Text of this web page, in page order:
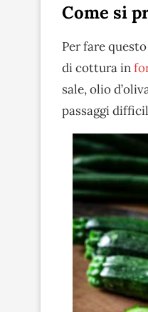
Come si
Per fare
di cottura in
sale, olio
passaggi